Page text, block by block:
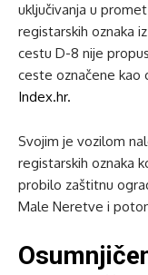
uključivanja u
registarskih oznaka
cestu D-8 nije
ceste označene kao
Index.hr.
Svojim je vozilom
registarskih oznaka
probilo zaštitnu
Male Neretve i